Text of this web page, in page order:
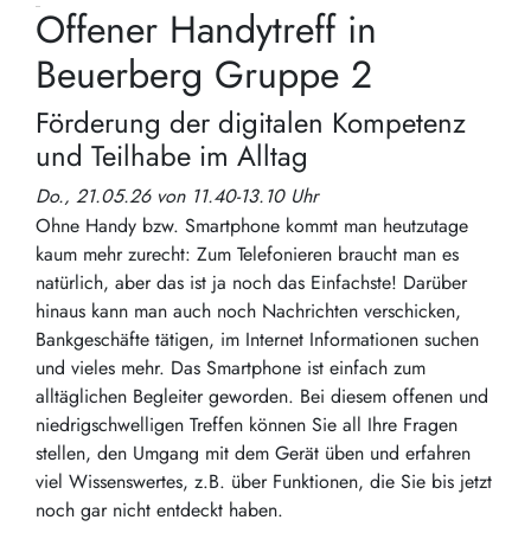
Offener Handytreff in
Beuerberg Gruppe 2
Förderung der digitalen Kompetenz
und Teilhabe im Alltag
Do., 21.05.26 von 11.40-13.10 Uhr
Ohne Handy bzw. Smartphone kommt man heutzutage
kaum mehr zurecht: Zum Telefonieren braucht man es
natürlich, aber das ist ja noch das Einfachste! Darüber
hinaus kann man auch noch Nachrichten verschicken,
Bankgeschäfte tätigen, im Internet Informationen suchen
und vieles mehr. Das Smartphone ist einfach zum
alltäglichen Begleiter geworden. Bei diesem offenen und
niedrigschwelligen Treffen können Sie all Ihre Fragen
stellen, den Umgang mit dem Gerät üben und erfahren
viel Wissenswertes, z.B. über Funktionen, die Sie bis jetzt
noch gar nicht entdeckt haben.